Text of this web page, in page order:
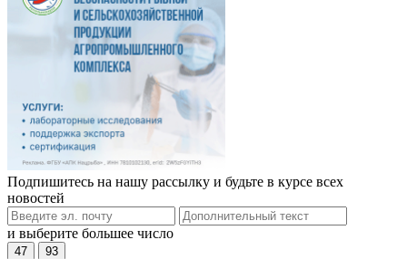
Подпишитесь на нашу рассылку и будьте в курсе всех
новостей
и выберите большее число
47 93